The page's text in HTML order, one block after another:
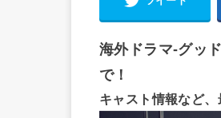
海外ドラマ-グッ
で！
キャスト情報など、